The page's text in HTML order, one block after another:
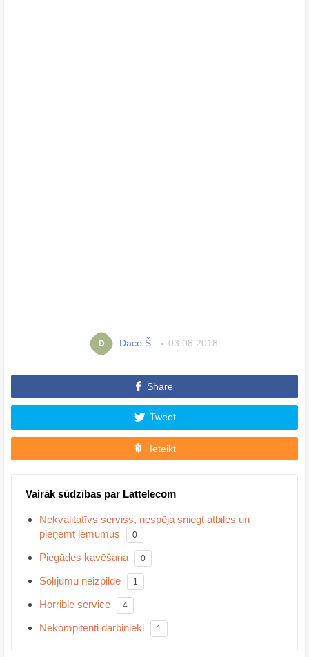
D Dace Š. 03.08.2018
Share
Tweet
Ieteikt
Vairāk sūdzības par Lattelecom
Nekvalitatīvs serviss, nespēja sniegt atbiles un
pieņemt lēmumus
0
Piegādes kavēšana 0
Solījumu neizpilde 1
Horrible service 4
Nekompitenti darbinieki 1